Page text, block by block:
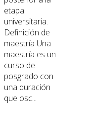
etapa
universitaria.
Definición de
maestría Una
maestría es un
curso de
posgrado con
una duración
que osc...